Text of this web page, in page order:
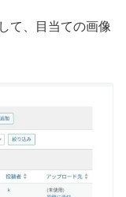
て、目当ての画像